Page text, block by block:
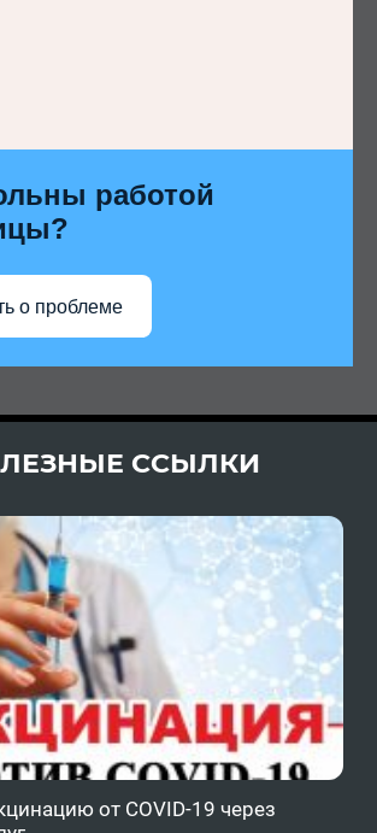
работой
о проблеме
ССЫЛКИ
от COVID-19 через